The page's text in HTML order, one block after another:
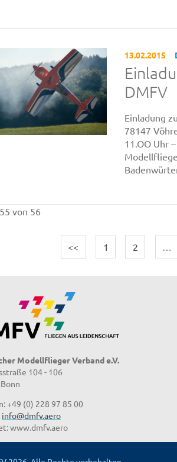
13.02.2015
DMFV
Einladung
78147
11.OO Uhr
von 56
<< 1 2 …
Modellflieger Verband e.V.
104 - 106
+49 (0) 228 97 85 00
info@dmfv.aero
www.dmfv.aero